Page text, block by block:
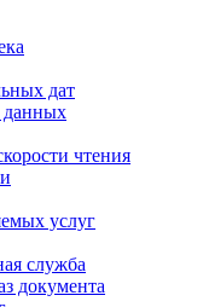
дат
данных
чтения
услуг
служба
документа